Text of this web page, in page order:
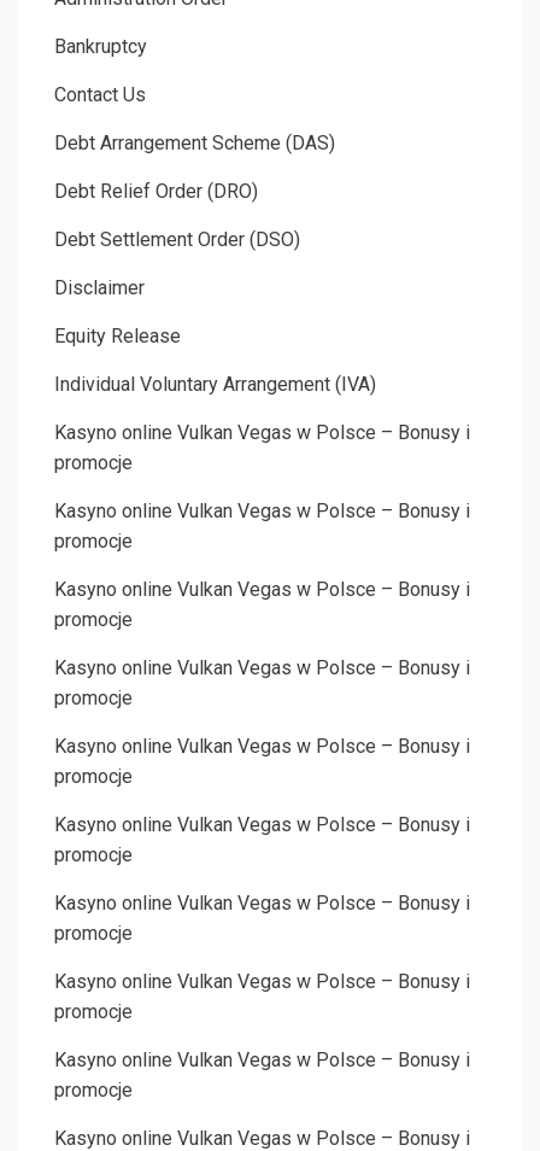
Bankruptcy
Contact Us
Debt Arrangement Scheme (DAS)
Debt Relief Order (DRO)
Debt Settlement Order (DSO)
Disclaimer
Equity Release
Individual Voluntary Arrangement (IVA)
Kasyno online Vulkan Vegas w Polsce – Bonusy i
promocje
Kasyno online Vulkan Vegas w Polsce – Bonusy i
promocje
Kasyno online Vulkan Vegas w Polsce – Bonusy i
promocje
Kasyno online Vulkan Vegas w Polsce – Bonusy i
promocje
Kasyno online Vulkan Vegas w Polsce – Bonusy i
promocje
Kasyno online Vulkan Vegas w Polsce – Bonusy i
promocje
Kasyno online Vulkan Vegas w Polsce – Bonusy i
promocje
Kasyno online Vulkan Vegas w Polsce – Bonusy i
promocje
Kasyno online Vulkan Vegas w Polsce – Bonusy i
promocje
Kasyno online Vulkan Vegas w Polsce – Bonusy i